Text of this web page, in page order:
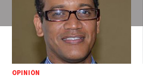
OPINIÓN